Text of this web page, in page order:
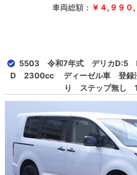
車両総額： ￥４,９９０
5503 令和7年式 デリカD:5
D 2300cc ディーゼル車 登録
り ステップ無し